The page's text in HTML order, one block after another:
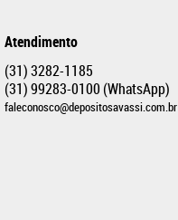
Atendimento
(31)3282-1185
(31)99283-0100 (WhatsApp)
faleconosco@depositosavassi.com.br